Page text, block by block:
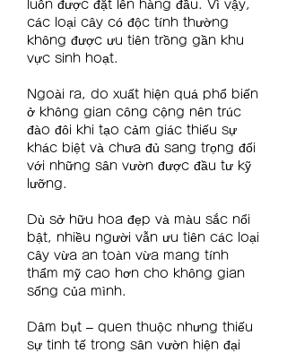
luôn được đặt lên hàng đầu. Vì vậy,
các loại cây có độc tính thường
không được ưu tiên trồng gần khu
vực sinh hoạt.
Ngoài ra, do xuất hiện quá phổ biến
ở không gian công cộng nên trúc
đào đôi khi tạo cảm giác thiếu sự
khác biệt và chưa đủ sang trọng đối
với những sân vườn được đầu tư kỹ
lưỡng.
Dù sở hữu hoa đẹp và màu sắc nổi
bật, nhiều người vẫn ưu tiên các loại
cây vừa an toàn vừa mang tính
thẩm mỹ cao hơn cho không gian
sống của mình.
Dâm bụt – quen thuộc nhưng thiếu
sự tinh tế trong sân vườn hiện đại